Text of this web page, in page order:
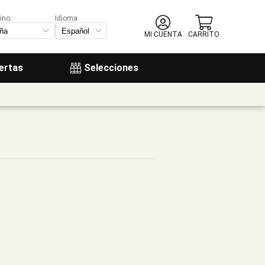
Selecciones
Idioma
MI CUENTA
CARRITO